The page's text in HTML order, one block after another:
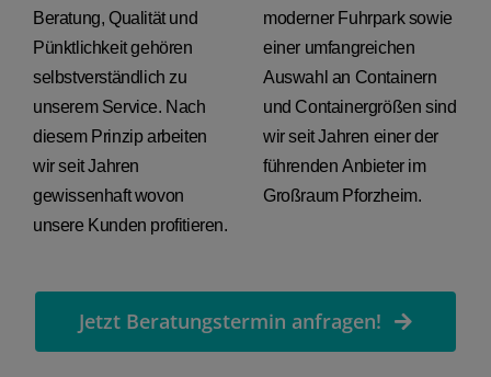
Beratung, Qualität und
Pünktlichkeit gehören
selbstverständlich zu
unserem Service. Nach
diesem Prinzip arbeiten
wir seit Jahren
gewissenhaft wovon
unsere Kunden profitieren.
moderner Fuhrpark sowie
einer umfangreichen
Auswahl an Containern
und Containergrößen sind
wir seit Jahren einer der
führenden Anbieter im
Großraum Pforzheim.
Jetzt Beratungstermin anfragen!